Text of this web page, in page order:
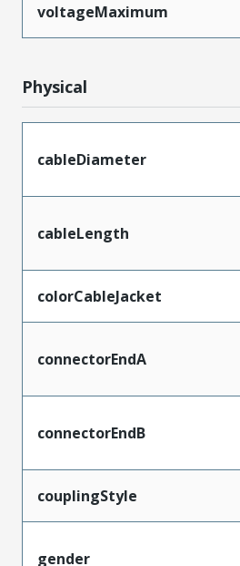
voltageMaximum
Physical
cableDiameter
cableLength
colorCableJacket
connectorEndA
connectorEndB
couplingStyle
gender